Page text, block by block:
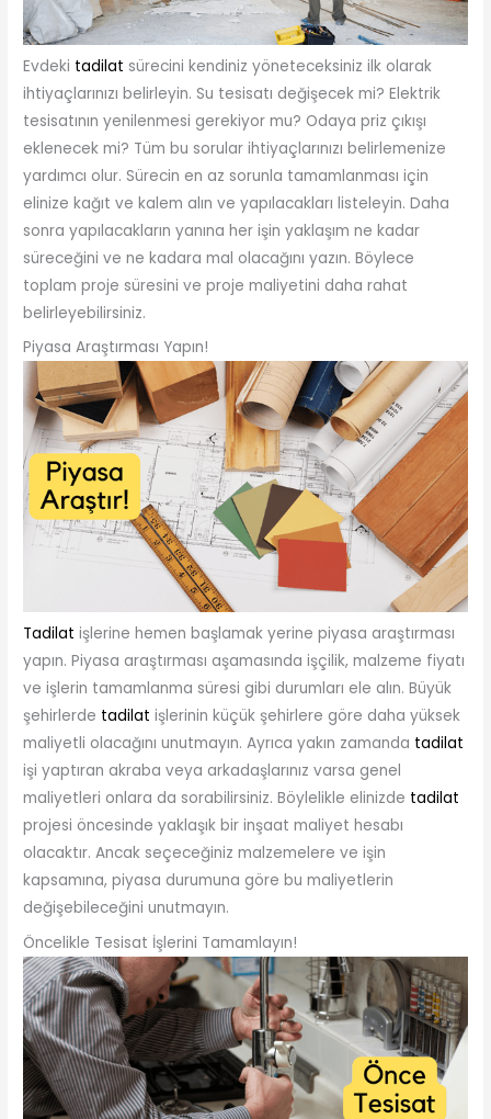
Evdeki tadilat sürecini kendiniz yöneteceksiniz ilk olarak
ihtiyaçlarınızı belirleyin. Su tesisatı değişecek mi? Elektrik
tesisatının yenilenmesi gerekiyor mu? Odaya priz çıkışı
eklenecek mi? Tüm bu sorular ihtiyaçlarınızı belirlemenize
yardımcı olur. Sürecin en az sorunla tamamlanması için
elinize kağıt ve kalem alın ve yapılacakları listeleyin. Daha
sonra yapılacakların yanına her işin yaklaşım ne kadar
süreceğini ve ne kadara mal olacağını yazın. Böylece
toplam proje süresini ve proje maliyetini daha rahat
belirleyebilirsiniz.
Piyasa Araştırması Yapın!
Tadilat işlerine hemen başlamak yerine piyasa araştırması
yapın. Piyasa araştırması aşamasında işçilik, malzeme fiyatı
ve işlerin tamamlanma süresi gibi durumları ele alın. Büyük
şehirlerde tadilat işlerinin küçük şehirlere göre daha yüksek
maliyetli olacağını unutmayın. Ayrıca yakın zamanda tadilat
işi yaptıran akraba veya arkadaşlarınız varsa genel
maliyetleri onlara da sorabilirsiniz. Böylelikle elinizde tadilat
projesi öncesinde yaklaşık bir inşaat maliyet hesabı
olacaktır. Ancak seçeceğiniz malzemelere ve işin
kapsamına, piyasa durumuna göre bu maliyetlerin
değişebileceğini unutmayın.
Öncelikle Tesisat İşlerini Tamamlayın!